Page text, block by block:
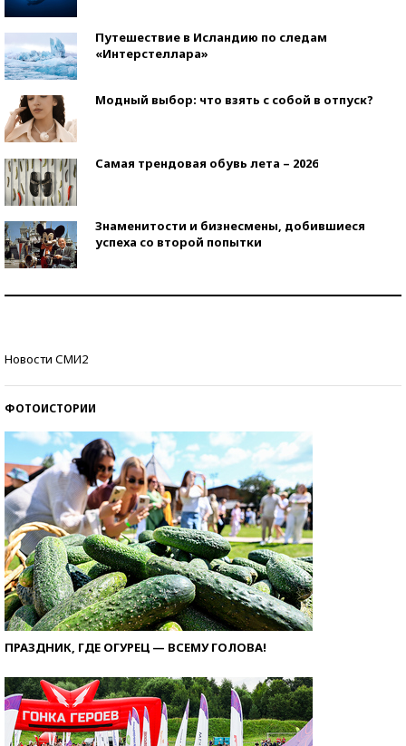
Путешествие в Исландию по следам
«Интерстеллара»
Модный выбор: что взять с собой в отпуск?
Самая трендовая обувь лета – 2026
Знаменитости и бизнесмены, добившиеся
успеха со второй попытки
Новости СМИ2
ФОТОИСТОРИИ
ПРАЗДНИК, ГДЕ ОГУРЕЦ — ВСЕМУ ГОЛОВА!